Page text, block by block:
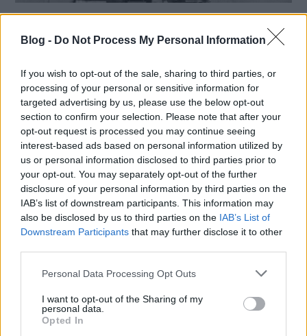
Blog - Do Not Process My Personal Information
If you wish to opt-out of the sale, sharing to third parties, or
processing of your personal or sensitive information for
targeted advertising by us, please use the below opt-out
section to confirm your selection. Please note that after your
opt-out request is processed you may continue seeing
interest-based ads based on personal information utilized by
us or personal information disclosed to third parties prior to
your opt-out. You may separately opt-out of the further
disclosure of your personal information by third parties on the
IAB’s list of downstream participants. This information may
also be disclosed by us to third parties on the IAB’s List of
Downstream Participants that may further disclose it to other
Please note that this website/app uses one or more Google
not limited to your visit or usage behaviour. You may click to
grant or deny consent to Google and its third-party tags to
use your data for below specified purposes in below Google
Personal Data Processing Opt Outs
I want to opt-out of the Sharing of my
personal data.
Opted In
12 régi fotó a 150 éves
budapesti állatkert életéből
A Fővárosi Állat- és Növénykert egyike a világ
legrégibb állatkertjeinek. Magyarország első
állatkertje 1866. augusztus 9-én, egy napsütéses
csütörtökön nyitotta meg kapuit. A ma is létező...
2016 / 08 / 09 Tovább